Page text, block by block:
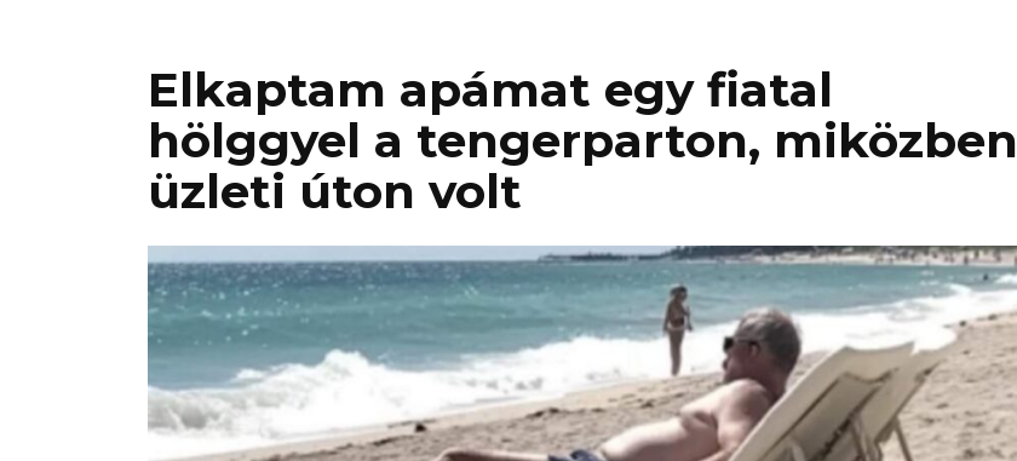
Elkaptam apámat egy fiatal
hölggyel a tengerparton, miközben
üzleti úton volt